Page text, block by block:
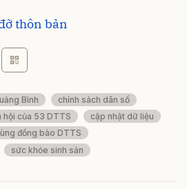
thôn bản
Bình
chính sách dân số
của 53 DTTS
cập nhật dữ liệu
đồng bào DTTS
sức khỏe sinh sản